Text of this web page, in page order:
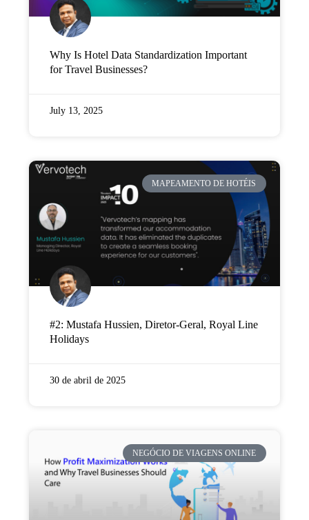
Why Is Hotel Data Standardization Important
for Travel Businesses?
July 13, 2025
MAPEAMENTO DE HOTÉIS
#2: Mustafa Hussien, Diretor-Geral, Royal Line
Holidays
30 de abril de 2025
NEGÓCIO DE VIAGENS ONLINE